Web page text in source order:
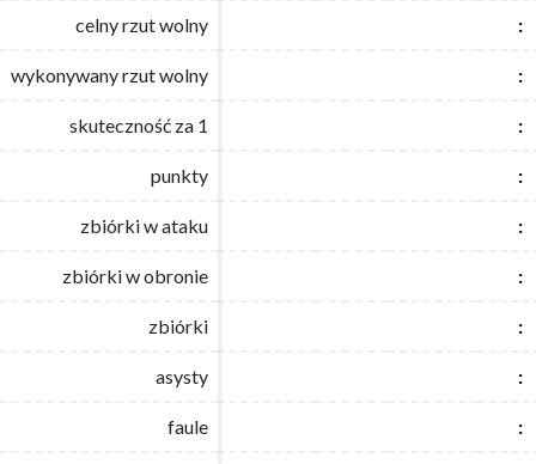
celny rzut wolny :
wykonywany rzut wolny :
skuteczność za 1 :
punkty :
zbiórki w ataku :
zbiórki w obronie :
zbiórki :
asysty :
faule :
celny rzut wolny :
wykonywany rzut wolny :
skuteczność za 1 :
punkty :
zbiórki w ataku :
zbiórki w obronie :
zbiórki :
asysty :
faule :